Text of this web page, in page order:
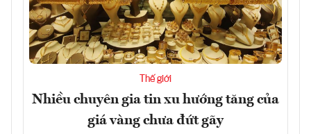
Thế giới
Nhiều chuyên gia tin xu hướng tăng của
giá vàng chưa đứt gãy